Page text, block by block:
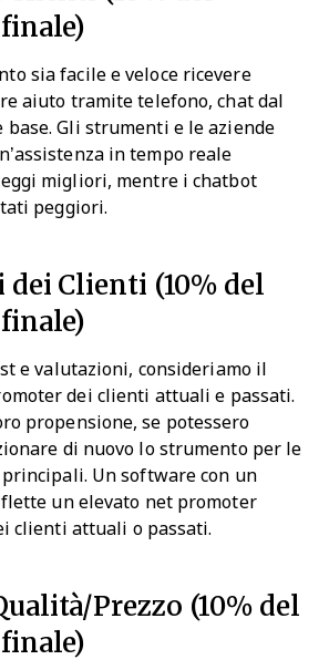
sia facile e veloce ricevere
aiuto tramite telefono, chat dal
base. Gli strumenti e le aziende
in tempo reale
migliori, mentre i chatbot
peggiori.
dei Clienti (10% del
e valutazioni, consideriamo il
dei clienti attuali e passati.
propensione, se potessero
di nuovo lo strumento per le
Un software con un
un elevato net promoter
clienti attuali o passati.
Prezzo (10% del